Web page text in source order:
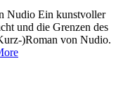
Nudio Ein kunstvoller
und die Grenzen des
)Roman von Nudio.